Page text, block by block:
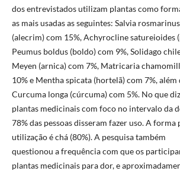
dos entrevistados utilizam plantas como
as mais usadas as seguintes: Salvia rosmarinus
(alecrim) com 15%, Achyrocline satureioides
Peumus boldus (boldo) com 9%, Solidago
Meyen (arnica) com 7%, Matricaria
10% e Mentha spicata (hortelã) com 7%, além
Curcuma longa (cúrcuma) com 5%. No que
plantas medicinais com foco no intervalo da
78% das pessoas disseram fazer uso. A
utilização é chá (80%). A pesquisa também
questionou a frequência com que os
plantas medicinais para dor, e